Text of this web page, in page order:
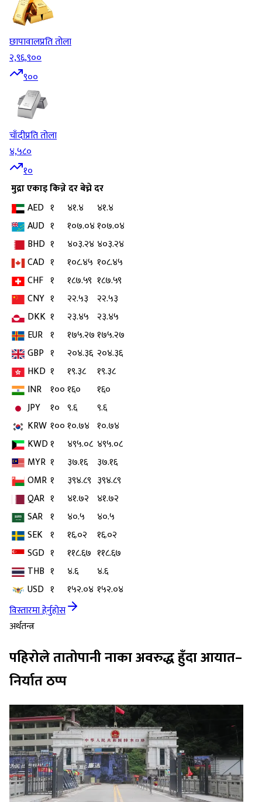
छापावालप्रति तोला
२,९६,९००
९००
चाँदीप्रति तोला
४,५८०
१०
मुद्राएकाइकिन्ने दरबेच्ने दर
AED १ ४१.४
४१.४
AUD १ १०७.०४१०७.०४
BHD १ ४०३.२४ ४०३.२४
CAD १ १०८.४५ १०८.४५
CHF १ १८७.५९ १८७.५९
CNY १ २२.५३
२२.५३
DKK १ २३.४५ २३.४५
EUR १ १७५.२७१७५.२७
GBP १ २०४.३६ २०४.३६
HKD १ १९.३८
१९.३८
INR १००१६०
१६०
JPY
१० ९.६
९.६
KRW १००१०.७४ १०.७४
KWD१ ४९५.०८ ४९५.०८
MYR १ ३७.१६
३७.१६
OMR १ ३९४.८९ ३९४.८९
QAR १ ४१.७२ ४१.७२
SAR १ ४०.५
४०.५
SEK १ १६.०२
१६.०२
SGD १ ११८.६७ ११८.६७
THB १ ४.६
४.६
USD १ १५२.०४ १५२.०४
विस्तारमा हेर्नुहोस
अर्थतन्त्र
पहिरोले तातोपानी नाका अवरुद्ध हुँदा आयात–
निर्यात ठप्प